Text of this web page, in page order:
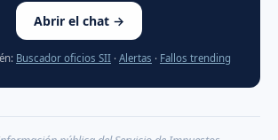
Abrir el chat →
Buscador oficios SII · Alertas · Fallos trending